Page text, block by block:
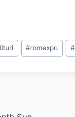
#romexpo #